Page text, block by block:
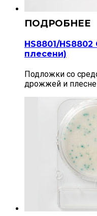
HS8801/
плесени)
Подложки со
дрожжей и